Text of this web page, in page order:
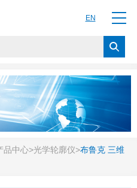
EN
品中心>光学轮廓仪>布鲁克 三维